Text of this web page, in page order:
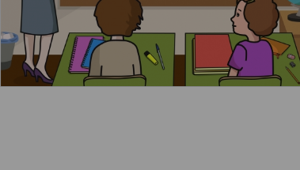
Leer más